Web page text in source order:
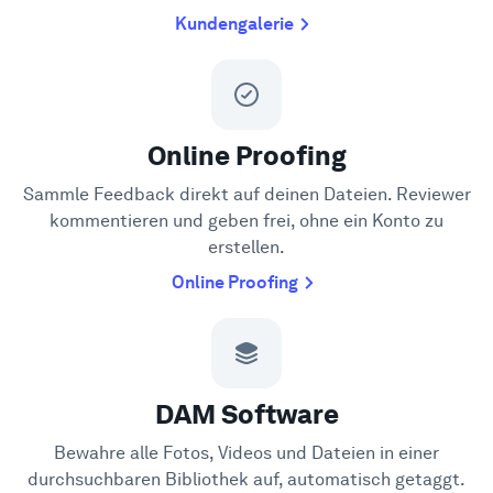
Kundengalerie
Online Proofing
Sammle Feedback direkt auf deinen Dateien. Reviewer
kommentieren und geben frei, ohne ein Konto zu
erstellen.
Online Proofing
DAM Software
Bewahre alle Fotos, Videos und Dateien in einer
durchsuchbaren Bibliothek auf, automatisch getaggt.